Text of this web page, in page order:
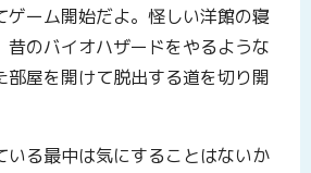
ゲーム開始だよ。怪しい洋館の寝
昔のバイオハザードをやるような
部屋を開けて脱出する道を切り開
いる最中は気にすることはないか